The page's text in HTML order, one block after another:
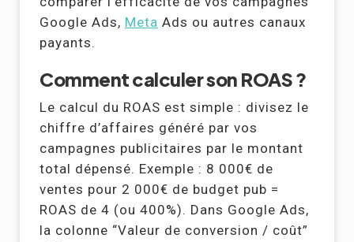
Google Ads, Meta Ads ou autres canaux
payants.
Comment calculer son ROAS ?
Le calcul du ROAS est simple : divisez le
chiffre d’affaires généré par vos
campagnes publicitaires par le montant
total dépensé. Exemple : 8 000€ de
ventes pour 2 000€ de budget pub =
ROAS de 4 (ou 400%). Dans Google Ads,
la colonne “Valeur de conversion / coût”